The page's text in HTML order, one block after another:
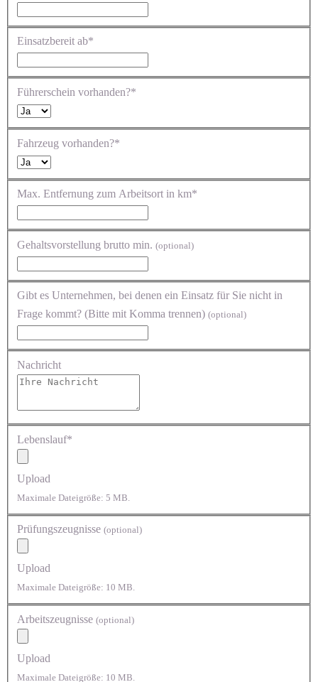
Einsatzbereit ab*
Führerschein vorhanden?*
Fahrzeug vorhanden?*
Max. Entfernung zum Arbeitsort in km*
Gehaltsvorstellung brutto min. (optional)
Gibt es Unternehmen, bei denen ein Einsatz für Sie nicht in
Frage kommt? (Bitte mit Komma trennen) (optional)
Nachricht
Lebenslauf*
Upload
Maximale Dateigröße: 5 MB.
Prüfungszeugnisse (optional)
Upload
Maximale Dateigröße: 10 MB.
Arbeitszeugnisse (optional)
Upload
Maximale Dateigröße: 10 MB.